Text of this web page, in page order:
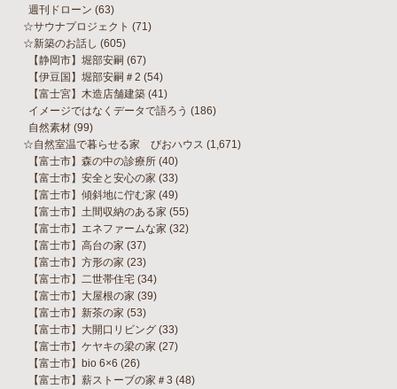
週刊ドローン (63)
☆サウナプロジェクト (71)
☆新築のお話し (605)
【静岡市】堀部安嗣 (67)
【伊豆国】堀部安嗣＃2 (54)
【富士宮】木造店舗建築 (41)
イメージではなくデータで語ろう (186)
自然素材 (99)
☆自然室温で暮らせる家 びおハウス (1,671)
【富士市】森の中の診療所 (40)
【富士市】安全と安心の家 (33)
【富士市】傾斜地に佇む家 (49)
【富士市】土間収納のある家 (55)
【富士市】エネファームな家 (32)
【富士市】高台の家 (37)
【富士市】方形の家 (23)
【富士市】二世帯住宅 (34)
【富士市】大屋根の家 (39)
【富士市】新茶の家 (53)
【富士市】大開口リビング (33)
【富士市】ケヤキの梁の家 (27)
【富士市】bio 6×6 (26)
【富士市】薪ストーブの家＃3 (48)